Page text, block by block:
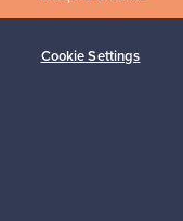
Cookie Settings